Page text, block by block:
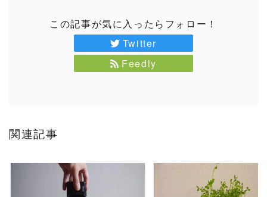
この記事が気に入ったらフォロー！
Twitter
Feedly
関連記事